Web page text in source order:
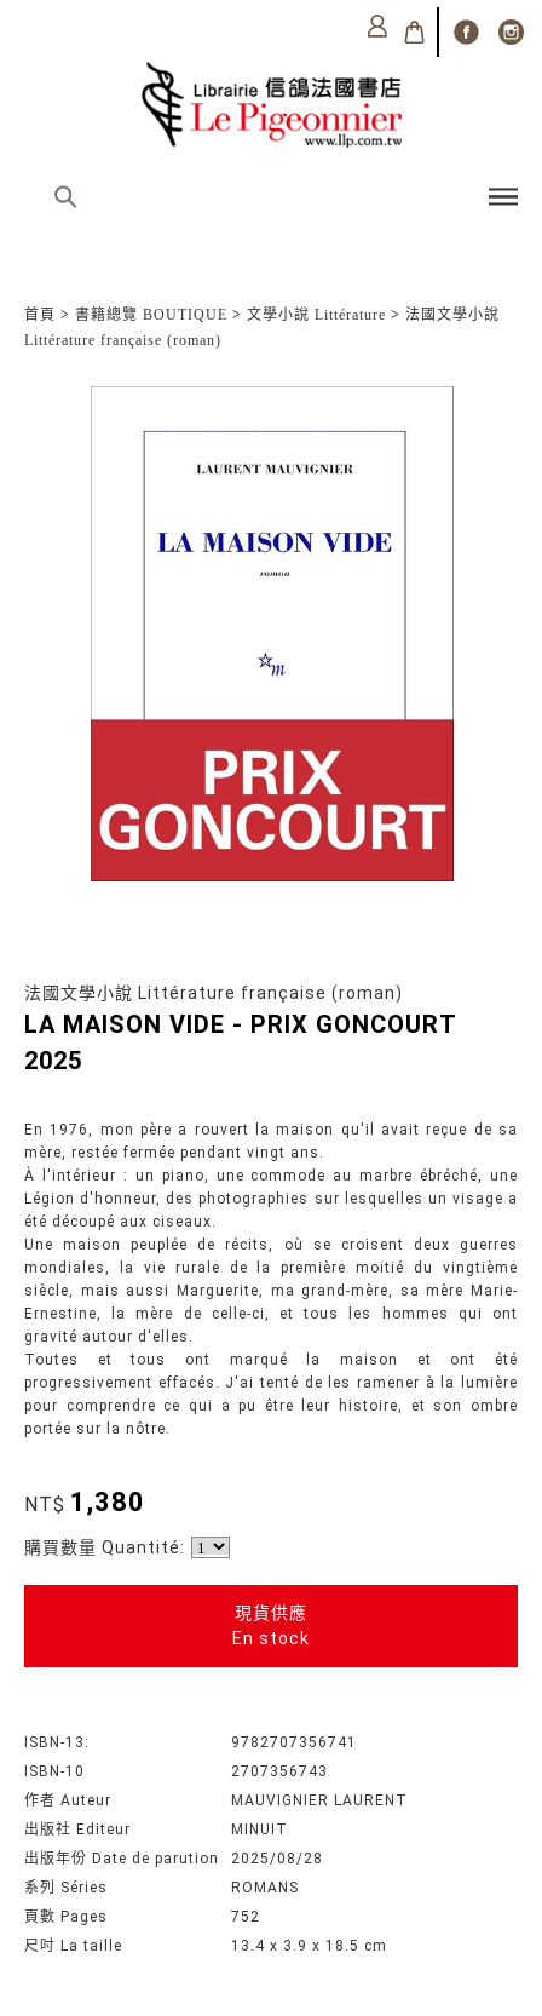
首頁 > 書籍總覽 BOUTIQUE > 文學小說 Littérature > 法國文學小說
Littérature française (roman)
法國文學小說 Littérature française (roman)
LA MAISON VIDE - PRIX GONCOURT
2025
En 1976, mon père a rouvert la maison qu'il avait reçue de sa
mère, restée fermée pendant vingt ans.
À l'intérieur : un piano, une commode au marbre ébréché, une
Légion d'honneur, des photographies sur lesquelles un visage a
été découpé aux ciseaux.
Une maison peuplée de récits, où se croisent deux guerres
mondiales, la vie rurale de la première moitié du vingtième
siècle, mais aussi Marguerite, ma grand-mère, sa mère Marie-
Ernestine, la mère de celle-ci, et tous les hommes qui ont
gravité autour d'elles.
Toutes et tous ont marqué la maison et ont été
progressivement effacés. J'ai tenté de les ramener à la lumière
pour comprendre ce qui a pu être leur histoire, et son ombre
portée sur la nôtre.
NT$ 1,380
購買數量 Quantité:
現貨供應
En stock
ISBN-13:
9782707356741
ISBN-10
2707356743
作者 Auteur
MAUVIGNIER LAURENT
出版社 Editeur
MINUIT
出版年份 Date de parution
2025/08/28
系列 Séries
ROMANS
頁數 Pages
752
尺吋 La taille
13.4 x 3.9 x 18.5 cm